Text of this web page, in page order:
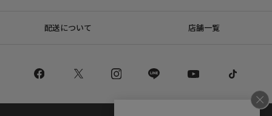
配送について 店舗一覧